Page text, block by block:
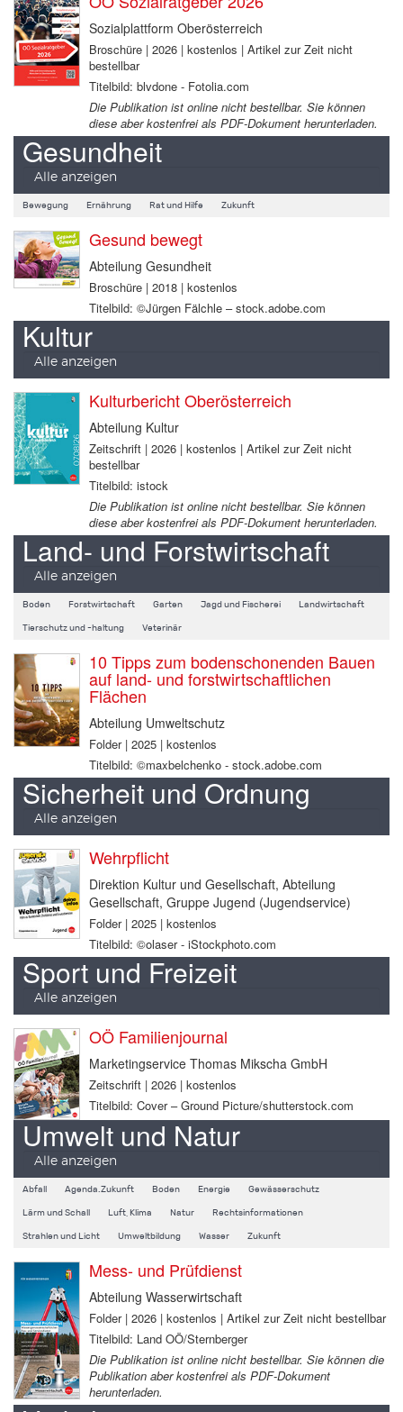
Sozialplattform Oberösterreich
Broschüre | 2026 | kostenlos | Artikel zur Zeit nicht
bestellbar
Titelbild: blvdone - Fotolia.com
Die Publikation ist online nicht bestellbar. Sie können
diese aber kostenfrei als PDF-Dokument herunterladen.
Gesundheit
Alle anzeigen
Bewegung Ernährung Rat und Hilfe Zukunft
Gesund bewegt
Abteilung Gesundheit
Broschüre | 2018 | kostenlos
Titelbild: ©Jürgen Fälchle – stock.adobe.com
Kultur
Alle anzeigen
Kulturbericht Oberösterreich
Abteilung Kultur
Zeitschrift | 2026 | kostenlos | Artikel zur Zeit nicht
bestellbar
Titelbild: istock
Die Publikation ist online nicht bestellbar. Sie können
diese aber kostenfrei als PDF-Dokument herunterladen.
Land- und Forstwirtschaft
Alle anzeigen
Boden Forstwirtschaft Garten Jagd und Fischerei Landwirtschaft
Tierschutz und -haltung Veterinär
10 Tipps zum bodenschonenden Bauen
auf land- und forstwirtschaftlichen
Flächen
Abteilung Umweltschutz
Folder | 2025 | kostenlos
Titelbild: ©maxbelchenko - stock.adobe.com
Sicherheit und Ordnung
Alle anzeigen
Wehrpflicht
Direktion Kultur und Gesellschaft, Abteilung
Gesellschaft, Gruppe Jugend (Jugendservice)
Folder | 2025 | kostenlos
Titelbild: ©olaser - iStockphoto.com
Sport und Freizeit
Alle anzeigen
OÖ Familienjournal
Marketingservice Thomas Mikscha GmbH
Zeitschrift | 2026 | kostenlos
Titelbild: Cover – Ground Picture/shutterstock.com
Umwelt und Natur
Alle anzeigen
Abfall Agenda.Zukunft Boden Energie Gewässerschutz
Lärm und Schall Luft, Klima Natur Rechtsinformationen
Strahlen und Licht Umweltbildung Wasser Zukunft
Mess- und Prüfdienst
Abteilung Wasserwirtschaft
Folder | 2026 | kostenlos | Artikel zur Zeit nicht bestellbar
Titelbild: Land OÖ/Sternberger
Die Publikation ist online nicht bestellbar. Sie können die
Publikation aber kostenfrei als PDF-Dokument
herunterladen.